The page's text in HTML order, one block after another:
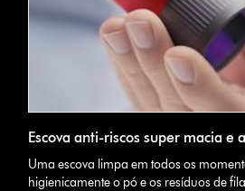
Escova anti-riscos super macia e
Uma escova limpa em todos os
higienicamente o pó e os resíduos de